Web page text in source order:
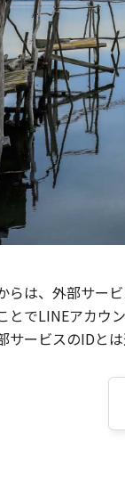
は、外部サービ
とでLINEアカウ
ービスのIDとは